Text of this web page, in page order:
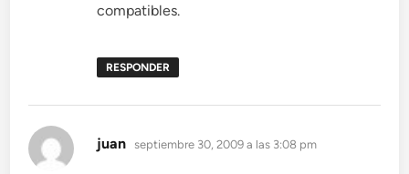
compatibles.
RESPONDER
juan dice:
septiembre 30, 2009 a las 3:08 pm